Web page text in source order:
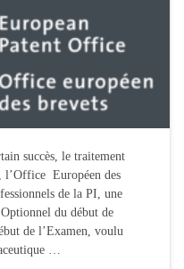
succès, le traitement
l’Office Européen des
de la PI, une
du début de
de l’Examen, voulu
…